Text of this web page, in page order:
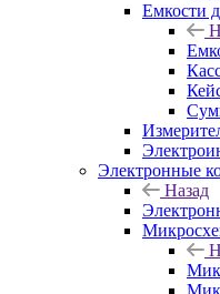
Емкости
Электронные
Назад